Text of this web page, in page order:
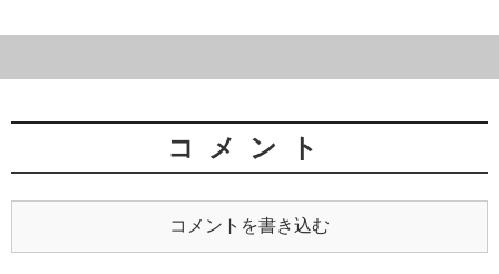
コメント
コメントを書き込む